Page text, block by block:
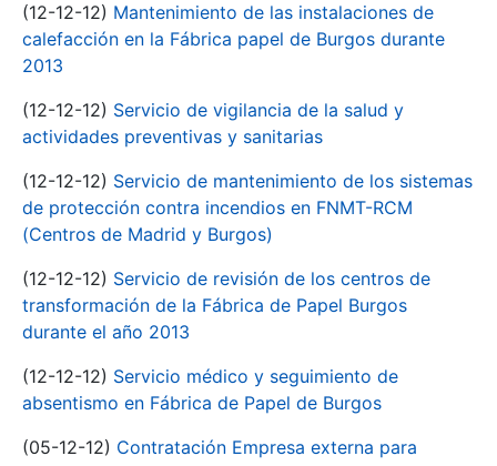
(12-12-12) Mantenimiento de las instalaciones de
calefacción en la Fábrica papel de Burgos durante
2013
(12-12-12) Servicio de vigilancia de la salud y
actividades preventivas y sanitarias
(12-12-12) Servicio de mantenimiento de los sistemas
de protección contra incendios en FNMT-RCM
(Centros de Madrid y Burgos)
(12-12-12) Servicio de revisión de los centros de
transformación de la Fábrica de Papel Burgos
durante el año 2013
(12-12-12) Servicio médico y seguimiento de
absentismo en Fábrica de Papel de Burgos
(05-12-12) Contratación Empresa externa para